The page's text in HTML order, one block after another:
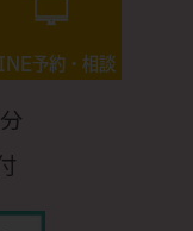
予約・相談